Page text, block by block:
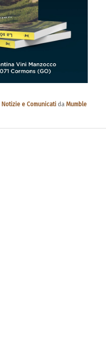
Notizie e Comunicati daMumble